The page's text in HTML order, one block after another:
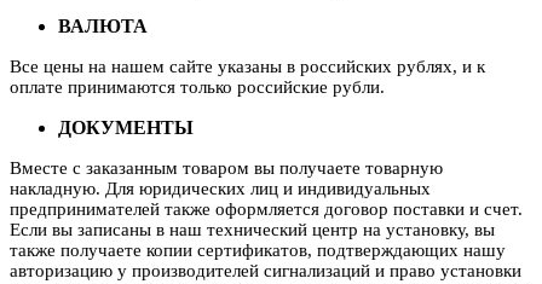
ВАЛЮТА
Все цены на нашем сайте указаны в российских рублях, и к
оплате принимаются только российские рубли.
ДОКУМЕНТЫ
Вместе с заказанным товаром вы получаете товарную
накладную. Для юридических лиц и индивидуальных
предпринимателей также оформляется договор поставки и счет.
Если вы записаны в наш технический центр на установку, вы
также получаете копии сертификатов, подтверждающих нашу
авторизацию у производителей сигнализаций и право установки